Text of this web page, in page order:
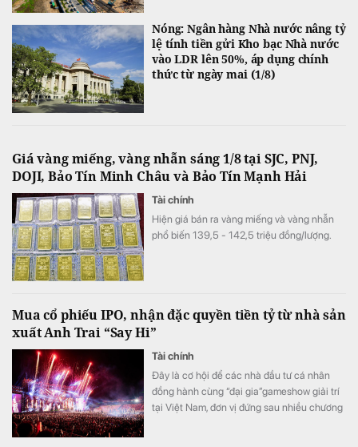
Nóng: Ngân hàng Nhà nước nâng tỷ
lệ tính tiền gửi Kho bạc Nhà nước
vào LDR lên 50%, áp dụng chính
thức từ ngày mai (1/8)
Giá vàng miếng, vàng nhẫn sáng 1/8 tại SJC, PNJ,
DOJI, Bảo Tín Minh Châu và Bảo Tín Mạnh Hải
Tài chính
Hiện giá bán ra vàng miếng và vàng nhẫn
phổ biến 139,5 - 142,5 triệu đồng/lượng.
Mua cổ phiếu IPO, nhận đặc quyền tiền tỷ từ nhà sản
xuất Anh Trai “Say Hi”
Tài chính
Đây là cơ hội để các nhà đầu tư cá nhân
đồng hành cùng “đại gia”gameshow giải trí
tại Việt Nam, đơn vị đứng sau nhiều chương